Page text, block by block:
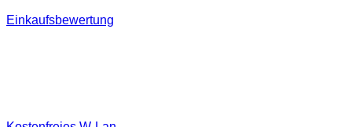
Einkaufsbewertung